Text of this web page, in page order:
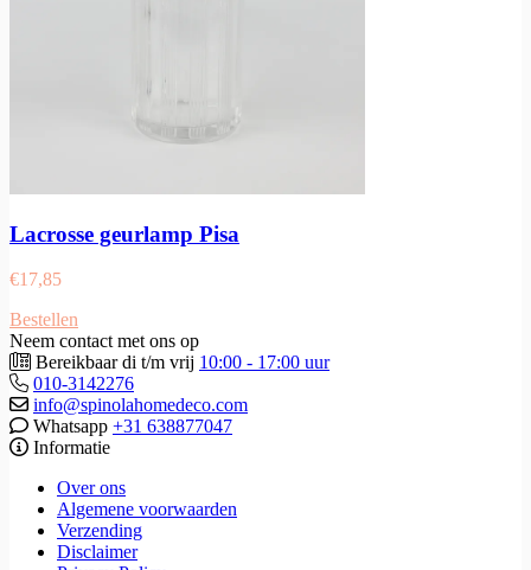
Lacrosse geurlamp Pisa
€17,85
Bestellen
Neem contact met ons op
Bereikbaar di t/m vrij 10:00 - 17:00 uur
010-3142276
info@spinolahomedeco.com
Whatsapp +31 638877047
Informatie
Over ons
Algemene voorwaarden
Verzending
Disclaimer